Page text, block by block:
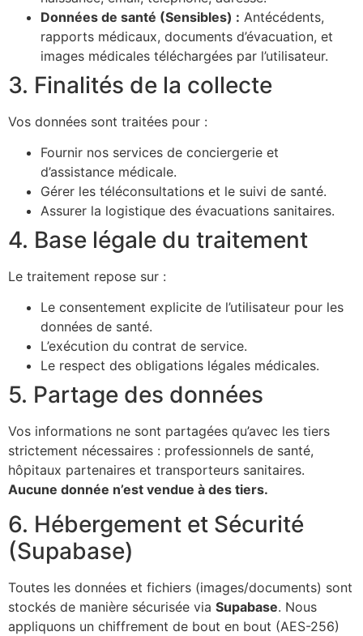
Données de santé (Sensibles) : Antécédents,
rapports médicaux, documents d’évacuation, et
images médicales téléchargées par l’utilisateur.
3. Finalités de la collecte
Vos données sont traitées pour :
Fournir nos services de conciergerie et
d’assistance médicale.
Gérer les téléconsultations et le suivi de santé.
Assurer la logistique des évacuations sanitaires.
4. Base légale du traitement
Le traitement repose sur :
Le consentement explicite de l’utilisateur pour les
données de santé.
L’exécution du contrat de service.
Le respect des obligations légales médicales.
5. Partage des données
Vos informations ne sont partagées qu’avec les tiers
strictement nécessaires : professionnels de santé,
hôpitaux partenaires et transporteurs sanitaires.
Aucune donnée n’est vendue à des tiers.
6. Hébergement et Sécurité
(Supabase)
Toutes les données et fichiers (images/documents) sont
stockés de manière sécurisée via Supabase. Nous
appliquons un chiffrement de bout en bout (AES-256)